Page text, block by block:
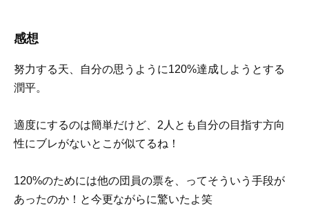
感想
努力する天、自分の思うように120%達成しようとする
潤平。
適度にするのは簡単だけど、2人とも自分の目指す方向
性にブレがないとこが似てるね！
120%のためには他の団員の票を、ってそういう手段が
あったのか！と今更ながらに驚いたよ笑